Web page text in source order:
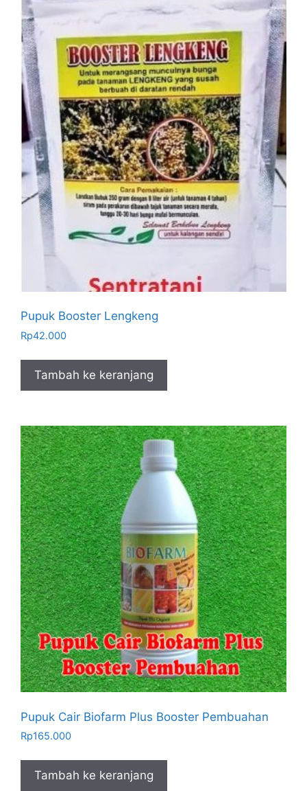
Pupuk Booster Lengkeng
Rp42.000
Tambah ke keranjang
Pupuk Cair Biofarm Plus Booster Pembuahan
Rp165.000
Tambah ke keranjang